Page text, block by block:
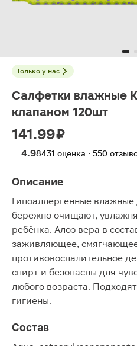
Только у нас
Салфетки влажные
клапаном 120шт
141.99 ₽
4.98431 оценка · 550
Описание
Гипоаллергенные влажные
бережно очищают,
ребёнка. Алоэ вера в
заживляющее,
противовоспалительное
спирт и безопасны для
любого возраста.
гигиены.
Состав